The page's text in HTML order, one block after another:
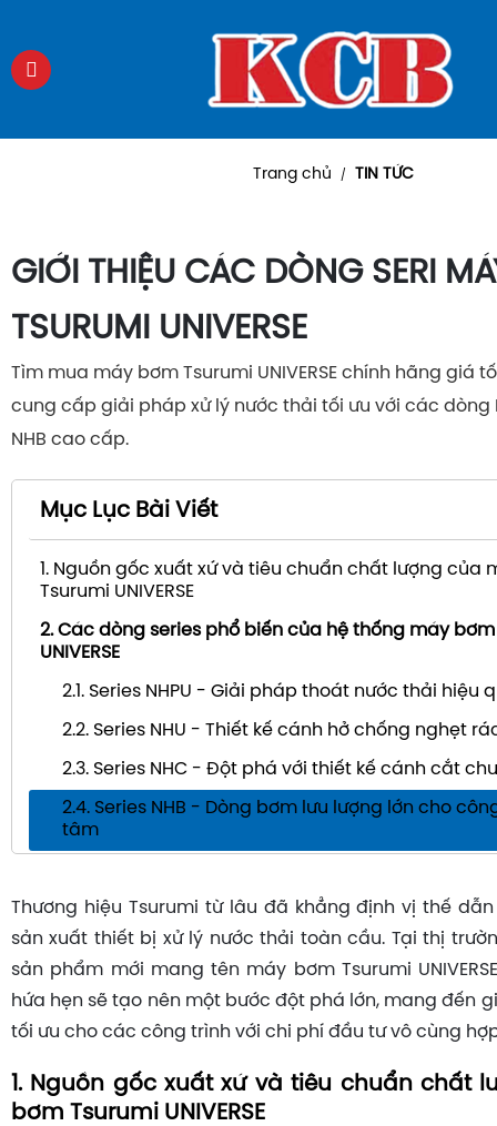
Trang chủ / TIN TỨC
GIỚI THIỆU CÁC DÒNG SERI
TSURUMI UNIVERSE
Tìm mua máy bơm Tsurumi UNIVERSE chính hãng giá
cung cấp giải pháp xử lý nước thải tối ưu với các dòng
NHB cao cấp.
Mục Lục Bài Viết
1. Nguồn gốc xuất xứ và tiêu chuẩn chất lượng của
Tsurumi UNIVERSE
2. Các dòng series phổ biến của hệ thống máy bơm
UNIVERSE
2.1. Series NHPU - Giải pháp thoát nước thải hiệu
2.2. Series NHU - Thiết kế cánh hở chống nghẹt
2.3. Series NHC - Đột phá với thiết kế cánh cắt
2.4. Series NHB - Dòng bơm lưu lượng lớn cho
tâm
Thương hiệu Tsurumi từ lâu đã khẳng định vị thế
sản xuất thiết bị xử lý nước thải toàn cầu. Tại thị
sản phẩm mới mang tên máy bơm Tsurumi
hứa hẹn sẽ tạo nên một bước đột phá lớn, mang đến
tối ưu cho các công trình với chi phí đầu tư vô cùng
1. Nguồn gốc xuất xứ và tiêu chuẩn chất
bơm Tsurumi UNIVERSE